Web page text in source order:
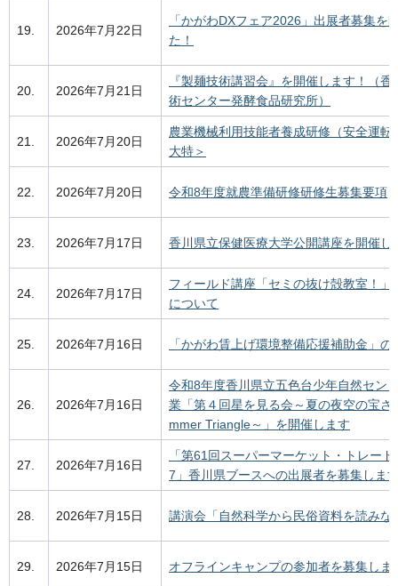
19. 2026年7月22日
「かがわDXフェア2026」出展者募集を
た！
20. 2026年7月21日
『製麺技術講習会』を開催します！（香
術センター発酵食品研究所）
21. 2026年7月20日
農業機械利用技能者養成研修（安全運転
大特＞
22. 2026年7月20日 令和8年度就農準備研修研修生募集要項
23. 2026年7月17日 香川県立保健医療大学公開講座を開催し
24. 2026年7月17日
フィールド講座「セミの抜け殻教室！」
について
25. 2026年7月16日 「かがわ賃上げ環境整備応援補助金」の
26. 2026年7月16日
令和8年度香川県立五色台少年自然セン
業「第４回星を見る会～夏の夜空の宝さ
mmer Triangle～」を開催します
27. 2026年7月16日
「第61回スーパーマーケット・トレー
7」香川県ブースへの出展者を募集しま
28. 2026年7月15日 講演会「自然科学から民俗資料を読みな
29. 2026年7月15日 オフラインキャンプの参加者を募集しま